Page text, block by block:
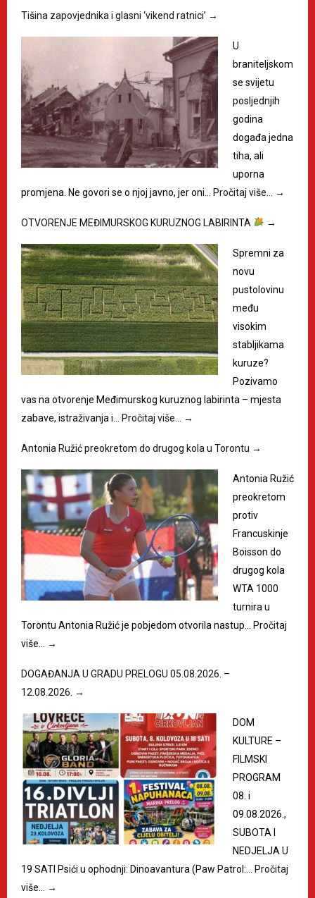
Tišina zapovjednika i glasni ‘vikend ratnici’ →
U
braniteljskom
se svijetu
posljednjih
godina
događa jedna
tiha, ali
uporna
promjena. Ne govori se o njoj javno, jer oni…
Pročitaj više… →
OTVORENJE MEĐIMURSKOG KURUZNOG LABIRINTA →
Spremni za
novu
pustolovinu
među
visokim
stabljikama
kuruze?
Pozivamo
vas na otvorenje Međimurskog kuruznog labirinta – mjesta
zabave, istraživanja i…
Pročitaj više… →
Antonia Ružić preokretom do drugog kola u Torontu →
Antonia Ružić
preokretom
protiv
Francuskinje
Boisson do
drugog kola
WTA 1000
turnira u
Torontu Antonia Ružić je pobjedom otvorila nastup…
Pročitaj
više…
→
DOGAĐANJA U GRADU PRELOGU 05.08.2026. –
12.08.2026. →
DOM
KULTURE –
FILMSKI
PROGRAM
08. i
09.08.2026.,
SUBOTA I
NEDJELJA U
19 SATI Psići u ophodnji: Dinoavantura (Paw Patrol:…
Pročitaj
više…
→